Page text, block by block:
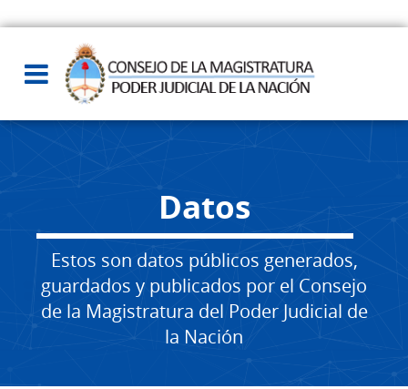
Datos
Estos son datos públicos generados,
guardados y publicados por el Consejo
de la Magistratura del Poder Judicial de
la Nación